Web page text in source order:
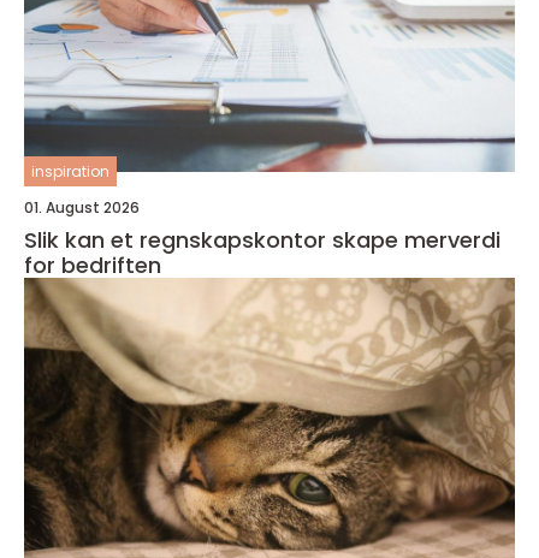
inspiration
01. August 2026
Slik kan et regnskapskontor skape merverdi
for bedriften